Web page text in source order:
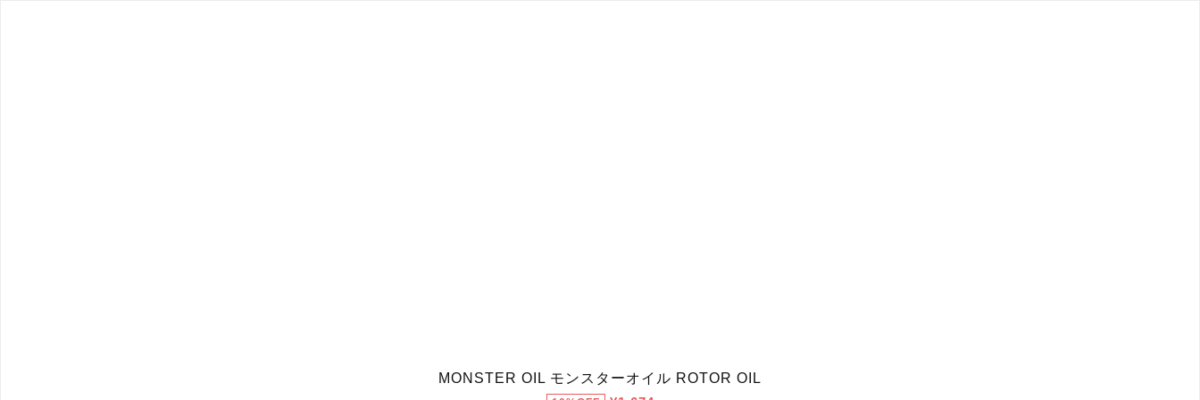
MONSTER OIL モンスターオイル ROTOR OIL